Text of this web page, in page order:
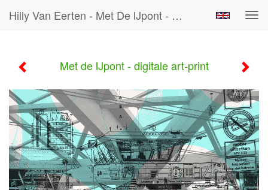
Hilly Van Eerten - Met De IJpont - Digitale Art-Print
Met de IJpont - digitale art-print